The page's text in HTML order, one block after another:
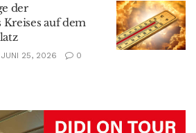
der
Kreises auf dem
25, 2026
0